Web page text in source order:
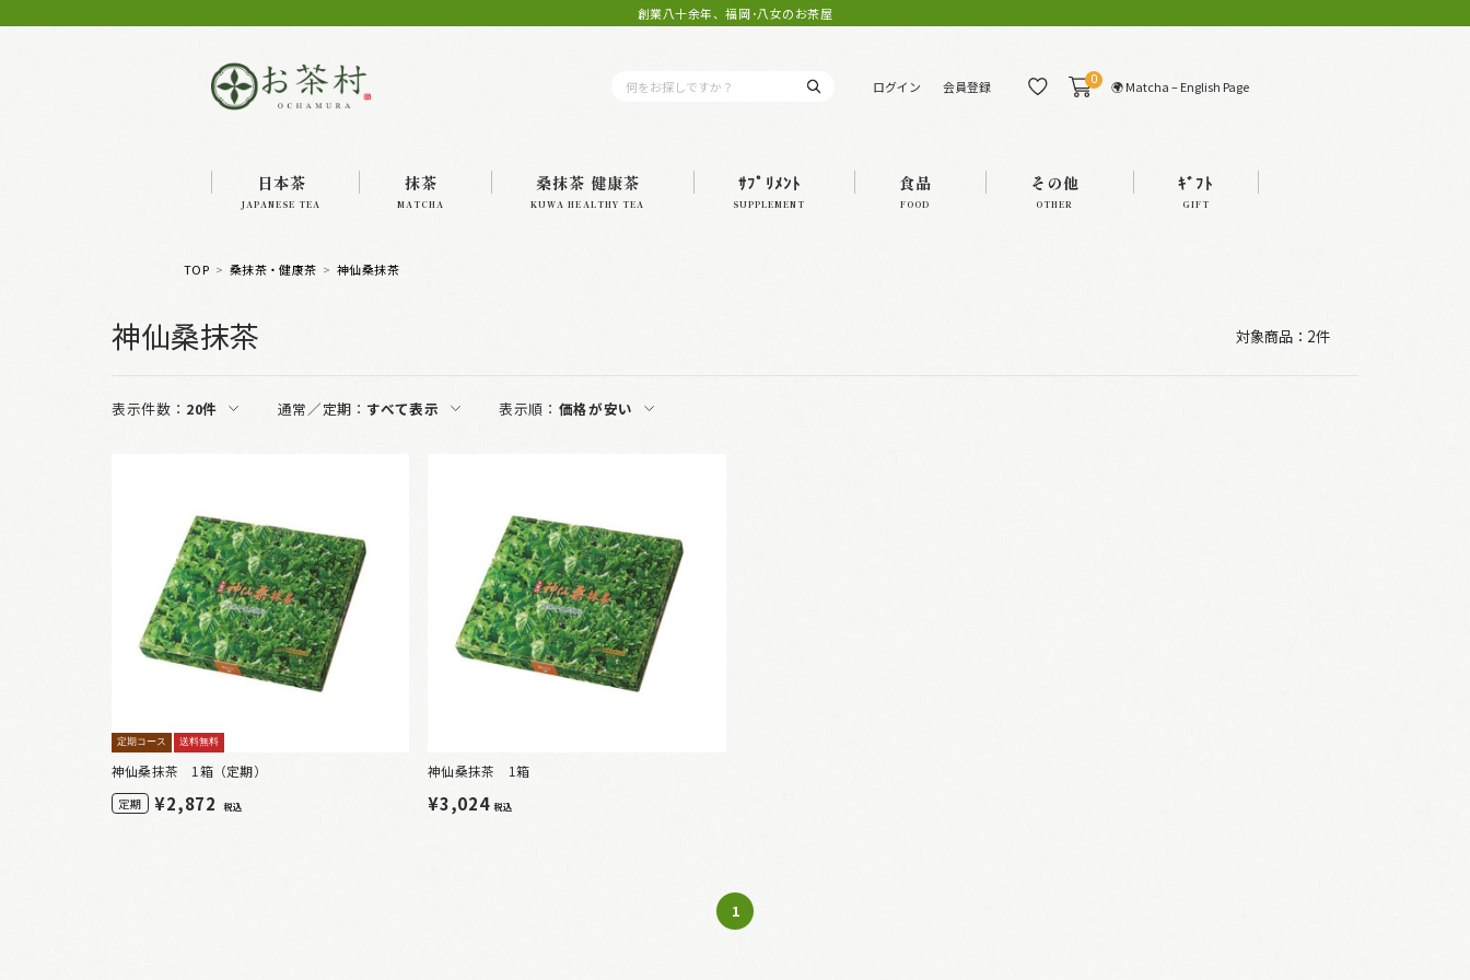
創業八十余年、福岡･八女のお茶屋
ログイン 会員登録 0 🌍 Matcha – English Page
日本茶
JAPANESE TEA
抹茶
MATCHA
桑抹茶 健康茶
KUWA HEALTHY TEA
ｻﾌﾟﾘﾒﾝﾄ
SUPPLEMENT
食品
FOOD
その他
OTHER
ｷﾞﾌﾄ
GIFT
TOP 桑抹茶・健康茶 神仙桑抹茶
神仙桑抹茶 対象商品： 2件
表示件数： 20件 通常／定期： すべて表示 表示順： 価格が安い
定期コース 送料無料
神仙桑抹茶 1箱（定期）
定期 ¥2,872 税込
神仙桑抹茶 1箱
¥3,024税込
1